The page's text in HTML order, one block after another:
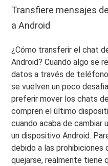
Transfiere mensajes
a Android
¿Cómo transferir el chat
Android? Cuando algo se
datos a través de
se vuelven un poco
preferir mover los chats
compren el último
cuando acaba de cambiar
un dispositivo Android.
debido a las prohibiciones
quejarse, realmente tiene